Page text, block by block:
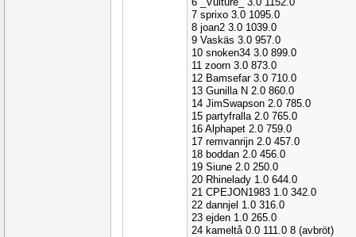
7 sprixo 3.0 1095.0
8 joan2 3.0 1039.0
9 Vaskäs 3.0 957.0
10 snoken34 3.0 899.0
11 zoorn 3.0 873.0
12 Bamsefar 3.0 710.0
13 Gunilla N 2.0 860.0
14 JimSwapson 2.0 785.0
15 partyfralla 2.0 765.0
16 Alphapet 2.0 759.0
17 remvanrijn 2.0 457.0
18 boddan 2.0 456.0
19 Siune 2.0 250.0
20 Rhinelady 1.0 644.0
21 CPEJON1983 1.0 342.0
22 dannjel 1.0 316.0
23 ejden 1.0 265.0
24 kameltå 0.0 111.0 8 (avbröt)